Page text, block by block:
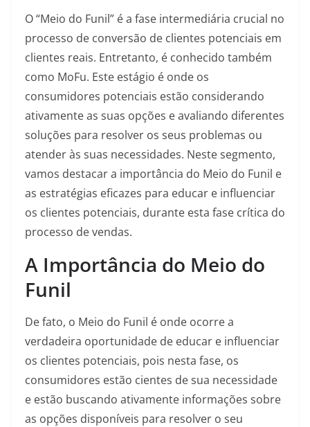
O “Meio do Funil” é a fase intermediária crucial no
processo de conversão de clientes potenciais em
clientes reais. Entretanto, é conhecido também
como MoFu. Este estágio é onde os
consumidores potenciais estão considerando
ativamente as suas opções e avaliando diferentes
soluções para resolver os seus problemas ou
atender às suas necessidades. Neste segmento,
vamos destacar a importância do Meio do Funil e
as estratégias eficazes para educar e influenciar
os clientes potenciais, durante esta fase crítica do
processo de vendas.
A Importância do Meio do
Funil
De fato, o Meio do Funil é onde ocorre a
verdadeira oportunidade de educar e influenciar
os clientes potenciais, pois nesta fase, os
consumidores estão cientes de sua necessidade
e estão buscando ativamente informações sobre
as opções disponíveis para resolver o seu